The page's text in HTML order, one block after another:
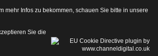
mehr Infos zu bekommen, schauen Sie bitte in unsere
Sie die